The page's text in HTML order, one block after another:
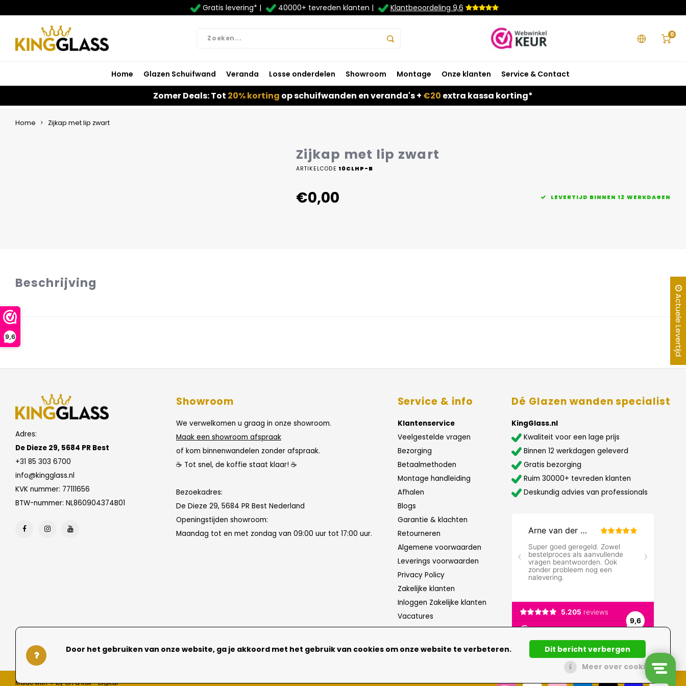
9,6
Gratis levering* | 40000+ tevreden klanten | Klantbeoordeling 9,6
0
Home Glazen Schuifwand Veranda Losse onderdelen Showroom Montage Onze klanten Service & Contact
Zomer Deals: Tot 20% korting op schuifwanden en veranda's + €20 extra kassa korting*
Home Zijkap met lip zwart
Zijkap met lip zwart
ARTIKELCODE 10CLHP-B
€0,00 LEVERTIJD BINNEN 12 WERKDAGEN
Beschrijving
Adres:
De Dieze 29, 5684 PR Best
+31 85 303 6700
info@kingglass.nl
KVK nummer: 77111656
BTW-nummer: NL860904374B01
Showroom
We verwelkomen u graag in onze showroom.
Maak een showroom afspraak
of kom binnenwandelen zonder afspraak.
☕ Tot snel, de koffie staat klaar! ☕
Bezoekadres:
De Dieze 29, 5684 PR Best Nederland
Openingstijden showroom:
Maandag tot en met zondag van 09:00 uur tot 17:00 uur.
Service & info
Klantenservice
Veelgestelde vragen
Bezorging
Betaalmethoden
Montage handleiding
Afhalen
Blogs
Garantie & klachten
Retourneren
Algemene voorwaarden
Leverings voorwaarden
Privacy Policy
Zakelijke klanten
Inloggen Zakelijke klanten
Vacatures
Dé Glazen wanden specialist
KingGlass.nl
Kwaliteit voor een lage prijs
Binnen 12 werkdagen geleverd
Gratis bezorging
Ruim 30000+ tevreden klanten
Deskundig advies van professionals
Made with ❤ by On a Roll - Digital
Actuele Levertijd
Door het gebruiken van onze website, ga je akkoord met het gebruik van cookies om onze website te verbeteren.
Dit bericht verbergen
Meer over cookies »